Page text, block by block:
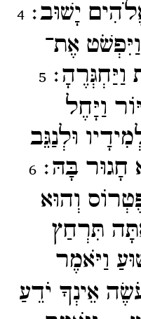
יָשׁוּב׃4
אֶת־​
וַיַּחְגְּרֶהָ׃5
וַיָּחֶל
וּלְנַגֵּב
חָגוּר בָּהּ׃6
וְהוּא
תִּרְחַץ
וַיֹּאמֶר
אֵינְךָ יֹדֵעַ